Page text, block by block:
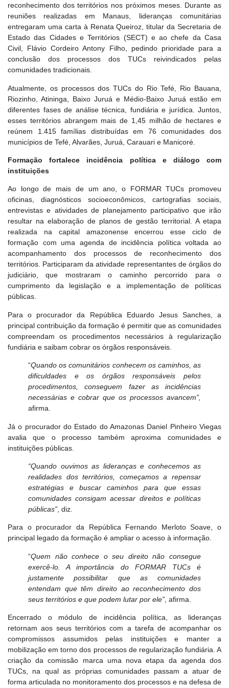
reconhecimento dos territórios nos próximos meses. Durante as
reuniões realizadas em Manaus, lideranças comunitárias
entregaram uma carta à Renata Queiroz, titular da Secretaria de
Estado das Cidades e Territórios (SECT) e ao chefe da Casa
Civil, Flávio Cordeiro Antony Filho, pedindo prioridade para a
conclusão dos processos dos TUCs reivindicados pelas
comunidades tradicionais.
Atualmente, os processos dos TUCs do Rio Tefé, Rio Bauana,
Riozinho, Atininga, Baixo Juruá e Médio-Baixo Juruá estão em
diferentes fases de análise técnica, fundiária e jurídica. Juntos,
esses territórios abrangem mais de 1,45 milhão de hectares e
reúnem 1.415 famílias distribuídas em 76 comunidades dos
municípios de Tefé, Alvarães, Juruá, Carauari e Manicoré.
Formação fortalece incidência política e diálogo com
instituições
Ao longo de mais de um ano, o FORMAR TUCs promoveu
oficinas, diagnósticos socioeconômicos, cartografias sociais,
entrevistas e atividades de planejamento participativo que irão
resultar na elaboração de planos de gestão territorial. A etapa
realizada na capital amazonense encerrou esse ciclo de
formação com uma agenda de incidência política voltada ao
acompanhamento dos processos de reconhecimento dos
territórios. Participaram da atividade representantes de órgãos do
judiciário, que mostraram o caminho percorrido para o
cumprimento da legislação e a implementação de políticas
públicas.
Para o procurador da República Eduardo Jesus Sanches, a
principal contribuição da formação é permitir que as comunidades
compreendam os procedimentos necessários à regularização
fundiária e saibam cobrar os órgãos responsáveis.
“Quando os comunitários conhecem os caminhos, as
dificuldades e os órgãos responsáveis pelos
procedimentos, conseguem fazer as incidências
necessárias e cobrar que os processos avancem”,
afirma.
Já o procurador do Estado do Amazonas Daniel Pinheiro Viegas
avalia que o processo também aproxima comunidades e
instituições públicas.
“Quando ouvimos as lideranças e conhecemos as
realidades dos territórios, começamos a repensar
estratégias e buscar caminhos para que essas
comunidades consigam acessar direitos e políticas
públicas” , diz.
Para o procurador da República Fernando Merloto Soave, o
principal legado da formação é ampliar o acesso à informação.
“Quem não conhece o seu direito não consegue
exercê-lo. A importância do FORMAR TUCs é
justamente possibilitar que as comunidades
entendam que têm direito ao reconhecimento dos
seus territórios e que podem lutar por ele” , afirma.
Encerrado o módulo de incidência política, as lideranças
retornam aos seus territórios com a tarefa de acompanhar os
compromissos assumidos pelas instituições e manter a
mobilização em torno dos processos de regularização fundiária. A
criação da comissão marca uma nova etapa da agenda dos
TUCs, na qual as próprias comunidades passam a atuar de
forma articulada no monitoramento dos processos e na defesa de